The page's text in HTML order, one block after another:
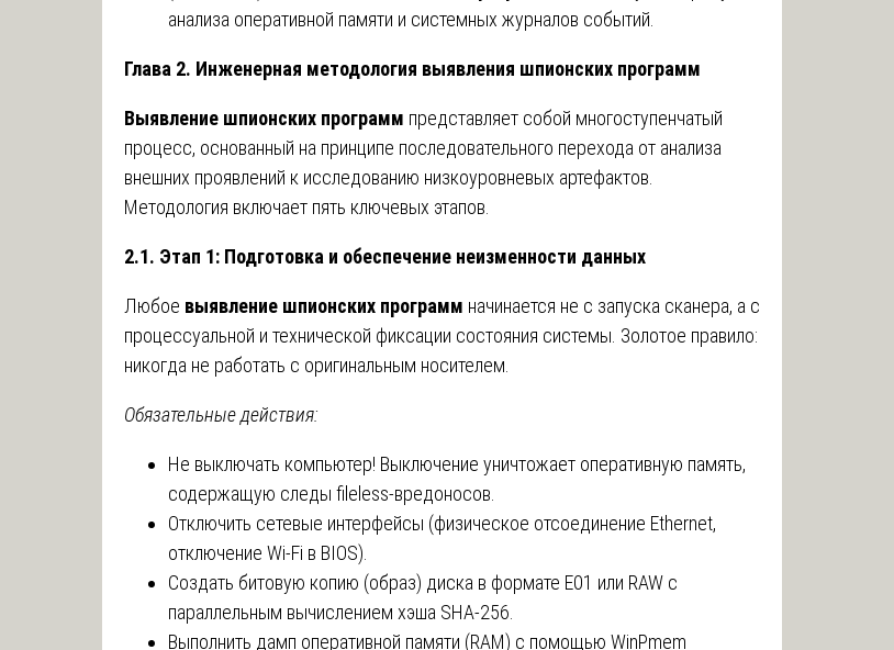
анализа оперативной памяти и системных журналов событий.
Глава 2. Инженерная методология выявления шпионских программ
Выявление шпионских программ представляет собой многоступенчатый
процесс, основанный на принципе последовательного перехода от анализа
внешних проявлений к исследованию низкоуровневых артефактов.
Методология включает пять ключевых этапов.
2.1. Этап 1: Подготовка и обеспечение неизменности данных
Любое выявление шпионских программ начинается не с запуска сканера, а с
процессуальной и технической фиксации состояния системы. Золотое правило:
никогда не работать с оригинальным носителем.
Обязательные действия:
Не выключать компьютер! Выключение уничтожает оперативную память,
содержащую следы fileless-вредоносов.
Отключить сетевые интерфейсы (физическое отсоединение Ethernet,
отключение Wi-Fi в BIOS).
Создать битовую копию (образ) диска в формате E01 или RAW с
параллельным вычислением хэша SHA-256.
Выполнить дамп оперативной памяти (RAM) с помощью WinPmem